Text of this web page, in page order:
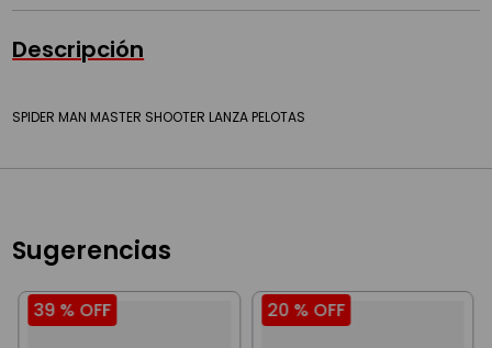
Descripción
SPIDER MAN MASTER SHOOTER LANZA PELOTAS
Sugerencias
39 % OFF 20 % OFF